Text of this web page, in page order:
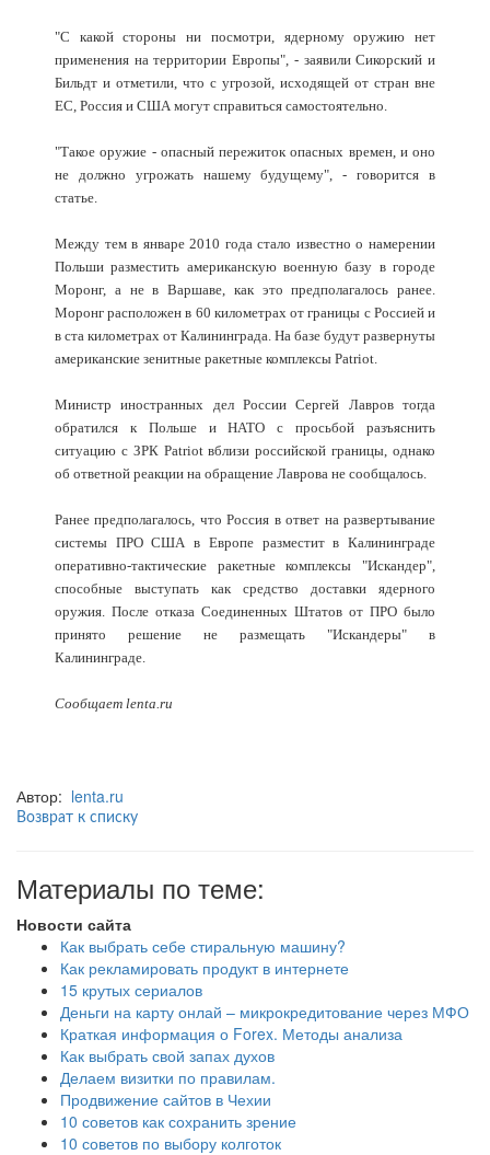
"С какой стороны ни посмотри, ядерному оружию нет
применения на территории Европы", - заявили Сикорский и
Бильдт и отметили, что с угрозой, исходящей от стран вне
ЕС, Россия и США могут справиться самостоятельно.
"Такое оружие - опасный пережиток опасных времен, и оно
не должно угрожать нашему будущему", - говорится в
статье.
Между тем в январе 2010 года стало известно о намерении
Польши разместить американскую военную базу в городе
Моронг, а не в Варшаве, как это предполагалось ранее.
Моронг расположен в 60 километрах от границы с Россией и
в ста километрах от Калининграда. На базе будут развернуты
американские зенитные ракетные комплексы Patriot.
Министр иностранных дел России Сергей Лавров тогда
обратился к Польше и НАТО с просьбой разъяснить
ситуацию с ЗРК Patriot вблизи российской границы, однако
об ответной реакции на обращение Лаврова не сообщалось.
Ранее предполагалось, что Россия в ответ на развертывание
системы ПРО США в Европе разместит в Калининграде
оперативно-тактические ракетные комплексы "Искандер",
способные выступать как средство доставки ядерного
оружия. После отказа Соединенных Штатов от ПРО было
принято решение не размещать "Искандеры" в
Калининграде.
Сообщает lenta.ru
Автор: lenta.ru
Возврат к списку
Материалы по теме:
Новости сайта
Как выбрать себе стиральную машину?
Как рекламировать продукт в интернете
15 крутых сериалов
Деньги на карту онлай – микрокредитование через МФО
Краткая информация о Forex. Методы анализа
Как выбрать свой запах духов
Делаем визитки по правилам.
Продвижение сайтов в Чехии
10 советов как сохранить зрение
10 советов по выбору колготок